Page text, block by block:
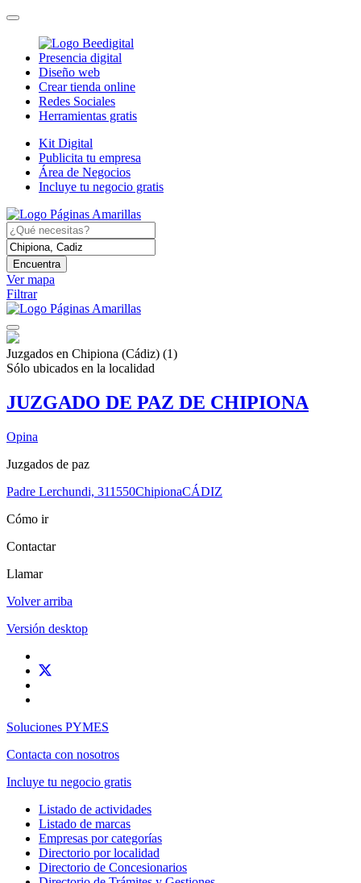
Presencia digital
Diseño web
Crear tienda online
Redes Sociales
Herramientas gratis
Kit Digital
Publicita tu empresa
Área de Negocios
Incluye tu negocio gratis
Encuentra
Ver mapa
Filtrar
Juzgados en Chipiona (Cádiz) (1)
Sólo ubicados en la localidad
JUZGADO DE PAZ DE CHIPIONA
Opina
Juzgados de paz
Padre Lerchundi, 311550ChipionaCÁDIZ
Cómo ir
Contactar
Llamar
Volver arriba
Versión desktop
Soluciones PYMES
Contacta con nosotros
Incluye tu negocio gratis
Listado de actividades
Listado de marcas
Empresas por categorías
Directorio por localidad
Directorio de Concesionarios